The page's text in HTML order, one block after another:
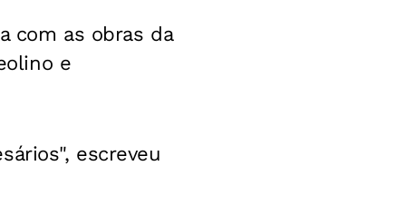
com as obras da
e
escreveu